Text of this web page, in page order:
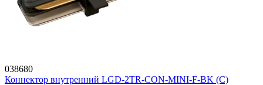
038680
Коннектор внутренний LGD-2TR-CON-MINI-F-BK (C)